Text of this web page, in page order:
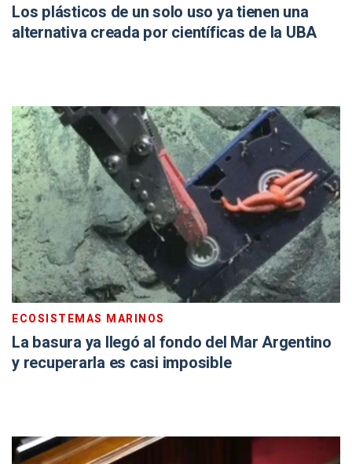
Los plásticos de un solo uso ya tienen una
alternativa creada por científicas de la UBA
ECOSISTEMAS MARINOS
La basura ya llegó al fondo del Mar Argentino
y recuperarla es casi imposible